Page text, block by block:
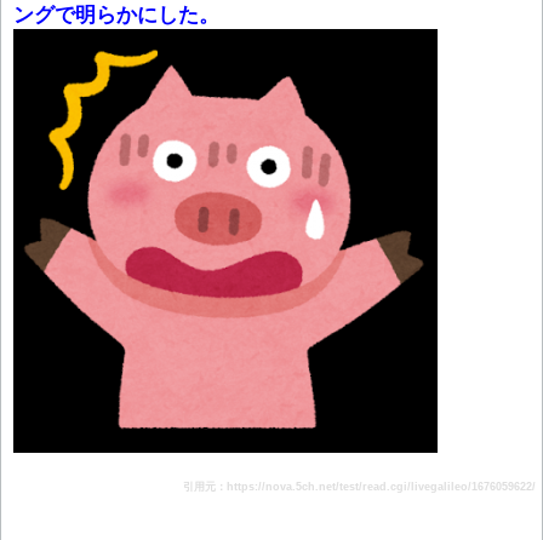
ングで明らかにした。
引用元：https://nova.5ch.net/test/read.cgi/livegalileo/1676059622/